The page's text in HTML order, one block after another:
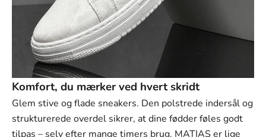
Komfort, du mærker ved hvert skridt
Glem stive og flade sneakers. Den polstrede indersål og
strukturerede overdel sikrer, at dine fødder føles godt
tilpas – selv efter mange timers brug. MATIAS er lige